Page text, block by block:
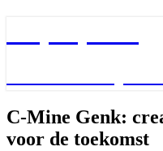
C-
Mine
Genk:
C-Mine Genk:
voor de toekomst